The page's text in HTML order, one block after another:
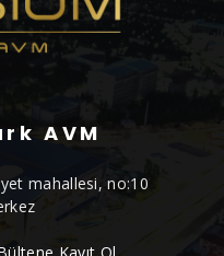
AVM
mahallesi, no:10